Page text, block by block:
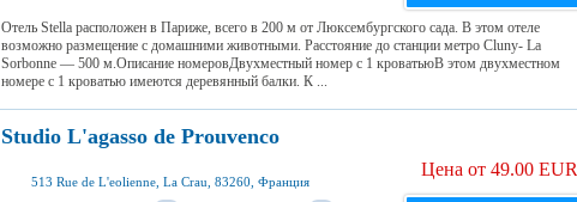
Отель Stella расположен в Париже, всего в 200 м от Люксембургского сада. В этом отеле
возможно размещение с домашними животными. Расстояние до станции метро Cluny- La
Sorbonne — 500 м.Описание номеровДвухместный номер с 1 кроватьюВ этом двухместном
номере с 1 кроватью имеются деревянный балки. К ...
Studio L'agasso de Prouvenco
513 Rue de L'eolienne, La Crau, 83260, Франция
Цена от 49.00 EUR